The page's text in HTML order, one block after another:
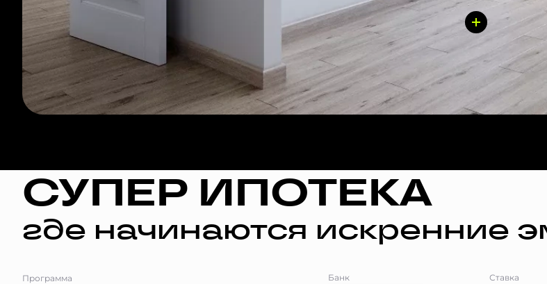
СУПЕР ИПОТЕКА
где начинаются искренние
Программа Банк Ставка